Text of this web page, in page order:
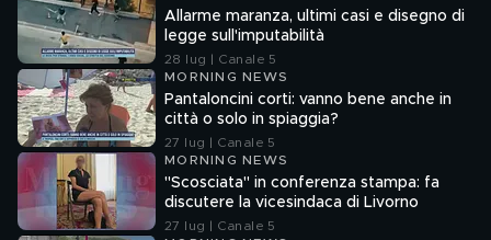
Allarme maranza, ultimi casi e disegno di
legge sull'imputabilità
28 lug | Canale 5
MORNING NEWS
Pantaloncini corti: vanno bene anche in
città o solo in spiaggia?
27 lug | Canale 5
MORNING NEWS
"Scosciata" in conferenza stampa: fa
discutere la vicesindaca di Livorno
27 lug | Canale 5